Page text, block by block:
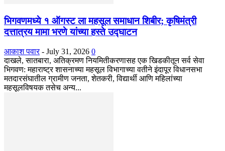
भिगवणमध्ये १ ऑगस्ट ला महसूल समाधान शिबीर; कृषिमंत्री
दत्तात्रय मामा भरणे यांच्या हस्ते उद्घाटन
आकाश पवार - July 31, 2026 0
दाखले, सातबारा, अतिक्रमण नियमितीकरणासह एक खिडकीतून सर्व सेवा
भिगवण: महाराष्ट्र शासनाच्या महसूल विभागाच्या वतीने इंदापूर विधानसभा
मतदारसंघातील ग्रामीण जनता, शेतकरी, विद्यार्थी आणि महिलांच्या
महसूलविषयक तसेच अन्य...